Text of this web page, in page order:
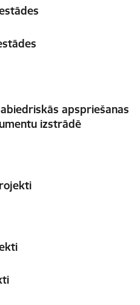
apspriešanas
izstrādē